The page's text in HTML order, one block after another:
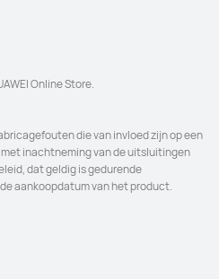
die van invloed zijn op een
inachtneming van de uitsluitingen
dat geldig is gedurende
aankoopdatum van het product.